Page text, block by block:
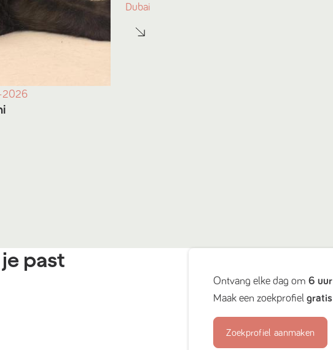
Dubai
past
Ontvang elke dag om6 uur
Maak een zoekprofielgratis
Zoekprofiel aanmaken